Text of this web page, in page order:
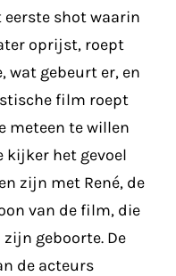
shot waarin
oprijst, roept
wat gebeurt er, en
film roept
meteen te willen
kijker het gevoel
zijn met René, de
van de film, die
geboorte. De
de acteurs